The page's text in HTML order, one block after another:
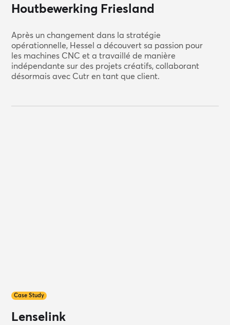
Houtbewerking Friesland
Après un changement dans la stratégie
opérationnelle, Hessel a découvert sa passion pour
les machines CNC et a travaillé de manière
indépendante sur des projets créatifs, collaborant
désormais avec Cutr en tant que client.
Case Study
Lenselink